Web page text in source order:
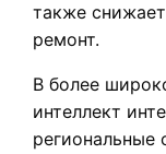
также
ремонт.
В более
интеллект
региональные